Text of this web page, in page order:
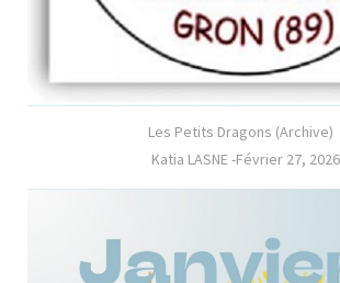
Les Petits Dragons (Archive)
Katia LASNE-Février 27, 2026